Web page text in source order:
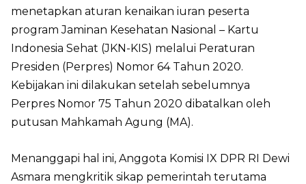
menetapkan aturan kenaikan iuran peserta
program Jaminan Kesehatan Nasional – Kartu
Indonesia Sehat (JKN-KIS) melalui Peraturan
Presiden (Perpres) Nomor 64 Tahun 2020.
Kebijakan ini dilakukan setelah sebelumnya
Perpres Nomor 75 Tahun 2020 dibatalkan oleh
putusan Mahkamah Agung (MA).
Menanggapi hal ini, Anggota Komisi IX DPR RI Dewi
Asmara mengkritik sikap pemerintah terutama